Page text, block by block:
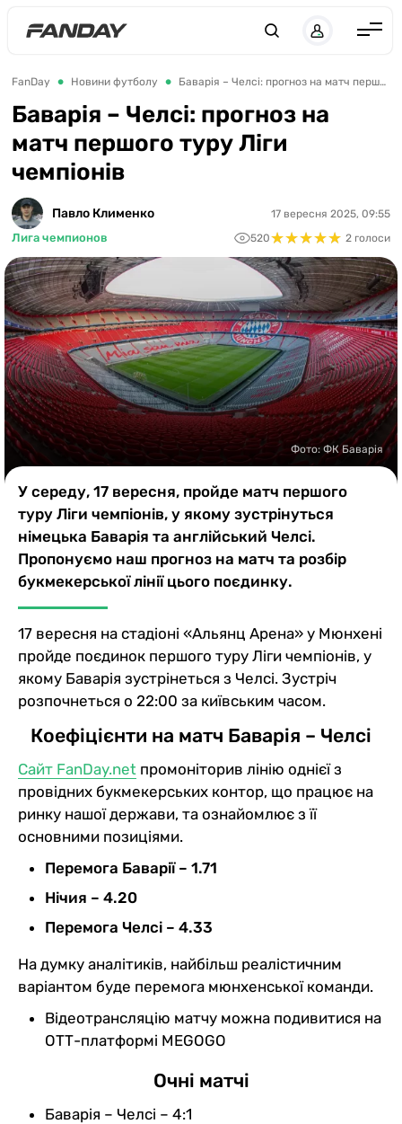
Англія
Іспанія
Німеччина
Франція
Україна
ЛЕ
ЧЕ-2028
Букмекери
Казино
FanDay Новини футболу Баварія – Челсі: прогноз на матч першого туру Ліги чемпіонів
Баварія – Челсі: прогноз на
матч першого туру Ліги
чемпіонів
Павло Клименко
Лига чемпионов
17 вересня 2025, 09:55
520★★★★★
★★★★★ 2 голоси
Фото: ФК Баварія
У середу, 17 вересня, пройде матч першого
туру Ліги чемпіонів, у якому зустрінуться
німецька Баварія та англійський Челсі.
Пропонуємо наш прогноз на матч та розбір
букмекерської лінії цього поєдинку.
17 вересня на стадіоні «Альянц Арена» у Мюнхені
пройде поєдинок першого туру Ліги чемпіонів, у
якому Баварія зустрінеться з Челсі. Зустріч
розпочнеться о 22:00 за київським часом.
Коефіцієнти на матч Баварія – Челсі
Сайт FanDay.net промоніторив лінію однієї з
провідних букмекерських контор, що працює на
ринку нашої держави, та ознайомлює з її
основними позиціями.
Перемога Баварії – 1.71
Нічия – 4.20
Перемога Челсі – 4.33
На думку аналітиків, найбільш реалістичним
варіантом буде перемога мюнхенської команди.
Відеотрансляцію матчу можна подивитися на
ОТТ-платформі MEGOGO
Очні матчі
Баварія – Челсі – 4:1